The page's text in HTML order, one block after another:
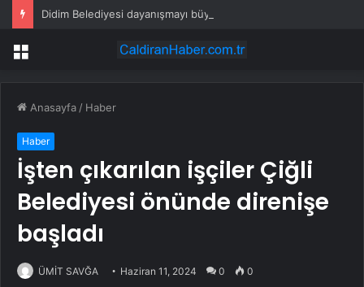
Didim Belediyesi dayanışmayı büyütüyor
Menü
Anasayfa / Haber
Haber
İşten çıkarılan işçiler Çiğli
Belediyesi önünde direnişe
başladı
ÜMİT SAVĞA Haziran 11, 2024 0 0